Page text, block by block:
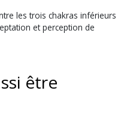
les trois chakras inférieurs
et perception de
être